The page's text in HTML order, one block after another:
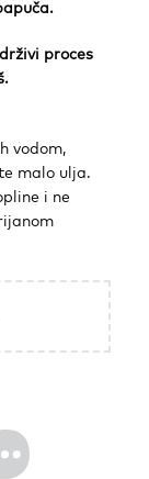
proces
vodom,
malo ulja.
i ne